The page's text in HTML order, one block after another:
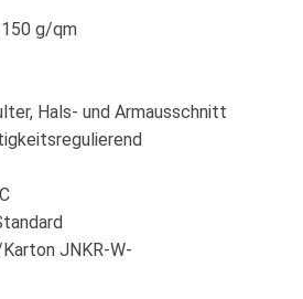
150 g/qm
Hals- und Armausschnitt
JNKR-W-